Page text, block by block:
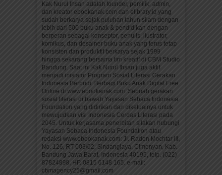
Kak Nurul Ihsan adalah founder, pemilik, admin,
dan kreator ebookanak.com dan elibrary.id yang
sudah berkarya sejak puluhan tahun silam dengan
lebih dari 500 buku anak & pendidikan dengan
berperan sebagai konseptor, penulis, ilustrator,
komikus, dan desainer buku anak yang terus tetap
konsisten dan produktif berkarya sejak 1999
hingga sekarang bersama tim kreatif di CBM Studio
Bandung. Saat ini Kak Nurul Ihsan juga aktif
menjadi inisiator Program Sosial Literasi Gerakan
Indonesia Berbudi: Berbagi Buku Anak Digital Free
Online di www.ebookanak.com. Sebuah gerakan
sosial literasi di bawah Yayasan Sebaca Indonesia
Foundation yang didirikan dan diketuainya untuk
mewujudkan visi Indonesia Cerdas Literasi pada
2045. Untuk kerjasama penerbitan silakan hubungi
Yayasan Sebaca Indonesia Foundation atau
redaksi www.ebookanak.com: Jl. Raden Mochtar III,
No. 126, RT 003/02, Sindanglaya, Cimenyan, Kab.
Bandung Jawa Barat, Indonesia 40195, telp. (022)
87824898, HP. 0815 6148 165. e-mail:
cbmagency25@gmail.com